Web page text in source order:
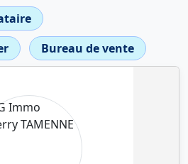
Bureau de vente